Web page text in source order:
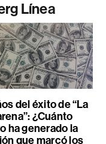
Línea
del éxito de “La
¿Cuánto
ha generado la
que marcó los